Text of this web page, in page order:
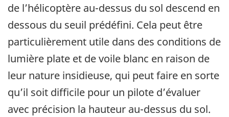
de l’hélicoptère au-dessus du sol descend en
dessous du seuil prédéfini. Cela peut être
particulièrement utile dans des conditions de
lumière plate et de voile blanc en raison de
leur nature insidieuse, qui peut faire en sorte
qu’il soit difficile pour un pilote d’évaluer
avec précision la hauteur au-dessus du sol.